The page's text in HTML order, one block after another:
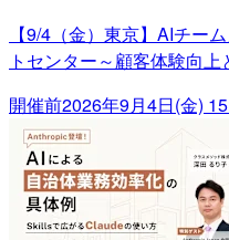
【9/4（金）東京】AIチー
トセンター～顧客体験向
開催前2026年9月4日(金)